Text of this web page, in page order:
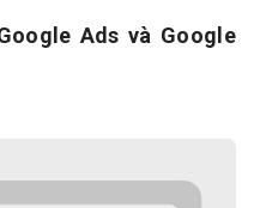
Ads và Google